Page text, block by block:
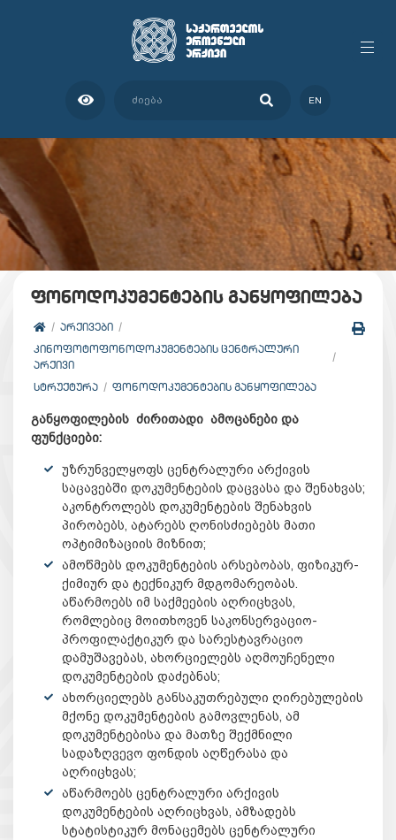
EN
ფონოდოკუმენტების განყოფილება
ᲐᲠᲥᲘᲕᲔᲑᲘ
ᲙᲘᲜᲝᲤᲝᲢᲝᲤᲝᲜᲝᲓᲝᲙᲣᲛᲔᲜᲢᲔᲑᲘᲡ ᲪᲔᲜᲢᲠᲐᲚᲣᲠᲘ
ᲐᲠᲥᲘᲕᲘ
ᲡᲢᲠᲣᲥᲢᲣᲠᲐ
ᲤᲝᲜᲝᲓᲝᲙᲣᲛᲔᲜᲢᲔᲑᲘᲡ ᲒᲐᲜᲧᲝᲤᲘᲚᲔᲑᲐ
განყოფილების ძირითადი ამოცანები და
ფუნქციები:
უზრუნველყოფს ცენტრალური არქივის
საცავებში დოკუმენტების დაცვასა და შენახვას;
აკონტროლებს დოკუმენტების შენახვის
პირობებს, ატარებს ღონისძიებებს მათი
ოპტიმიზაციის მიზნით;
ამოწმებს დოკუმენტების არსებობას, ფიზიკურ-
ქიმიურ და ტექნიკურ მდგომარეობას.
აწარმოებს იმ საქმეების აღრიცხვას,
რომლებიც მოითხოვენ საკონსერვაციო-
პროფილაქტიკურ და სარესტავრაციო
დამუშავებას, ახორციელებს აღმოუჩენელი
დოკუმენტების დაძებნას;
ახორციელებს განსაკუთრებული ღირებულების
მქონე დოკუმენტების გამოვლენას, ამ
დოკუმენტებისა და მათზე შექმნილი
სადაზღვევო ფონდის აღწერასა და
აღრიცხვას;
აწარმოებს ცენტრალური არქივის
დოკუმენტების აღრიცხვას, ამზადებს
სტატისტიკურ მონაცემებს ცენტრალური